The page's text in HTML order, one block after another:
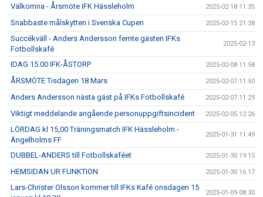
Välkomna - Årsmöte IFK Hässleholm 2025-02-18 11:35
Snabbaste målskytten i Svenska Cupen 2025-02-15 21:38
Succékväll - Anders Andersson femte gästen IFKs
Fotbollskafé
2025-02-13
IDAG 15.00 IFK-ÅSTORP 2025-02-08 11:58
ÅRSMÖTE Tisdagen 18 Mars 2025-02-07 11:50
Anders Andersson nästa gäst på IFKs Fotbollskafé 2025-02-07 11:29
Viktigt meddelande angående personuppgiftsincident 2025-02-05 12:26
LÖRDAG kl 15,00 Träningsmatch IFK Hässleholm -
Ängelholms FF
2025-01-31 11:49
DUBBEL-ANDERS till Fotbollskaféet 2025-01-30 19:15
HEMSIDAN UR FUNKTION 2025-01-30 16:17
Lars-Christer Olsson kommer till IFKs Kafé onsdagen 15
2025-01-09 08:30